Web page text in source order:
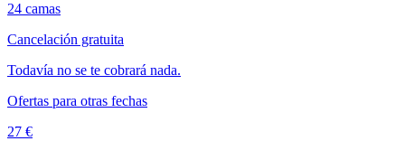
24 camas
Cancelación gratuita
Todavía no se te cobrará nada.
Ofertas para otras fechas
27 €